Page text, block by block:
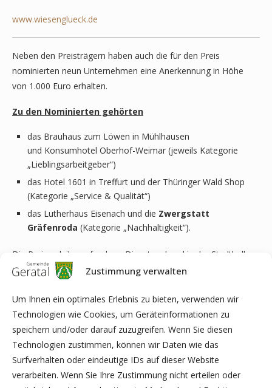
Zustimmung verwalten
Um Ihnen ein optimales Erlebnis zu bieten, verwenden wir
Technologien wie Cookies, um Geräteinformationen zu
speichern und/oder darauf zuzugreifen. Wenn Sie diesen
Technologien zustimmen, können wir Daten wie das
Surfverhalten oder eindeutige IDs auf dieser Website
verarbeiten. Wenn Sie Ihre Zustimmung nicht erteilen oder
www.wiesenglueck.de
Neben den Preisträgern haben auch die für den Preis
nominierten neun Unternehmen eine Anerkennung in Höhe
von 1.000 Euro erhalten.
Zu den Nominierten gehörten
das Brauhaus zum Löwen in Mühlhausen
und Konsumhotel Oberhof-Weimar (jeweils Kategorie
„Lieblingsarbeitgeber“)
das Hotel 1601 in Treffurt und der Thüringer Wald Shop
(Kategorie „Service & Qualität“)
das Lutherhaus Eisenach und die Zwergstatt
Gräfenroda (Kategorie „Nachhaltigkeit“).
Die Preisverleihung fand am Dienstagabend in der Stadthalle
Gotha vor rund 100 Gästen – Unternehmerinnen und
Kammervertretern – statt.
Wir gratulieren allen Preisträgern und allen Nominierten von
Herzen!
Quelle:Thüringer Tourismuspreis 2022 | Tourismusnetzwerk